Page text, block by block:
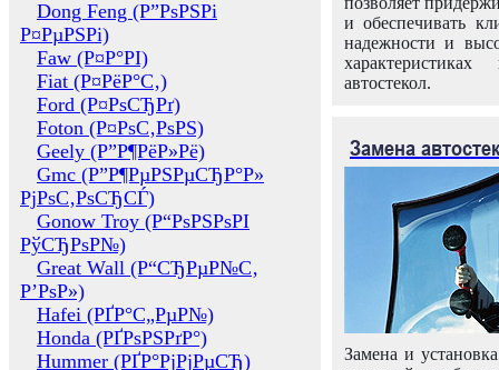
Dong Feng (Р”РѕРЅРі
Р¤РµРЅРі)
Faw (Р¤Р°РІ)
Fiat (Р¤РёР°С‚)
Ford (Р¤РѕСЂРґ)
Foton (Р¤РѕС‚РѕРЅ)
Geely (Р”Р¶РёР»Рё)
Gmc (Р”Р¶РµРЅРµСЂР°Р»
РјРѕС‚РѕСЂСЃ)
Gonow Troy (Р“РѕРЅРѕРІ
РўСЂРѕР№)
Great Wall (Р“СЂРµР№С‚
Р’РѕР»)
Hafei (РҐР°С„РµР№)
Honda (РҐРѕРЅРґР°)
Hummer (РҐР°РјРјРµСЂ)
и обеспечивать
надежности и
автостекол.
Замена
Замена и